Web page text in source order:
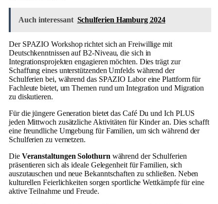
Auch interessant Schulferien Hamburg 2024
Der SPAZIO Workshop richtet sich an Freiwillige mit
Deutschkenntnissen auf B2-Niveau, die sich in
Integrationsprojekten engagieren möchten. Dies trägt zur
Schaffung eines unterstützenden Umfelds während der
Schulferien bei, während das SPAZIO Labor eine Plattform für
Fachleute bietet, um Themen rund um Integration und Migration
zu diskutieren.
Für die jüngere Generation bietet das Café Du und Ich PLUS
jeden Mittwoch zusätzliche Aktivitäten für Kinder an. Dies schafft
eine freundliche Umgebung für Familien, um sich während der
Schulferien zu vernetzen.
Die Veranstaltungen Solothurn während der Schulferien
präsentieren sich als ideale Gelegenheit für Familien, sich
auszutauschen und neue Bekanntschaften zu schließen. Neben
kulturellen Feierlichkeiten sorgen sportliche Wettkämpfe für eine
aktive Teilnahme und Freude.